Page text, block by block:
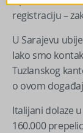
registraciju –
U Sarajevu
Iako smo
Tuzlanskog
o ovom
Italijani dolaze
160.000